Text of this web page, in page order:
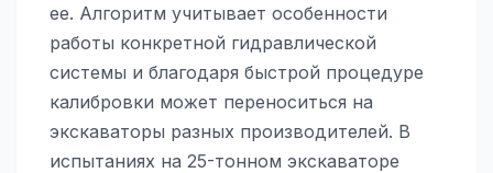
ее. Алгоритм учитывает особенности
работы конкретной гидравлической
системы и благодаря быстрой процедуре
калибровки может переноситься на
экскаваторы разных производителей. В
испытаниях на 25-тонном экскаваторе